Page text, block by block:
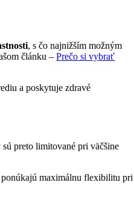
, s čo najnižším možným
článku –Prečo si vybrať
a poskytuje zdravé
preto limitované pri väčšine
maximálnu flexibilitu pri